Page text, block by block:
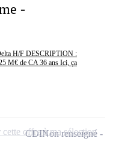
-
H/F DESCRIPTION :
M€ de CA 36 ans Ici, ça
CDINon renseigné
offre à ma sélection